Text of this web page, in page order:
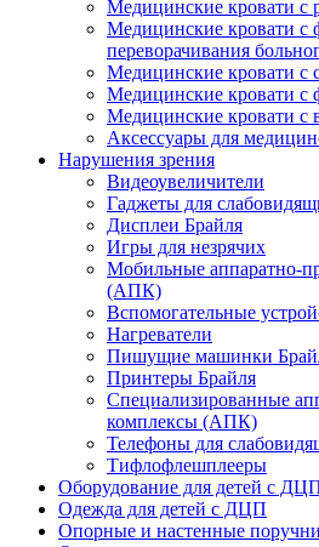
Медицинские кровати с
Медицинские кровати с
переворачивания
Медицинские кровати с
Медицинские кровати с
Медицинские кровати с
Аксессуары для
Нарушения зрения
Видеоувеличители
Гаджеты для
Дисплеи Брайля
Игры для незрячих
Мобильные аппаратно-
(АПК)
Вспомогательные
Нагреватели
Пишущие машинки
Принтеры Брайля
Специализированные
комплексы (АПК)
Телефоны для
Тифлофлешплееры
Оборудование для детей с
Одежда для детей с ДЦП
Опорные и настенные поручни